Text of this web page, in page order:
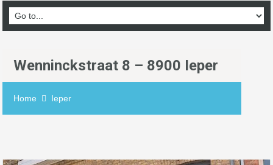
Wenninckstraat 8 – 8900 Ieper
Home Ieper